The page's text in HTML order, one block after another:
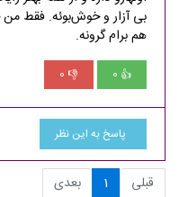
بی آزار و خوش‌بوئه. فقط
هم برام گرونه.
👍
0
👎
0
پاسخ به این نظر
قبلی 1 بعدی